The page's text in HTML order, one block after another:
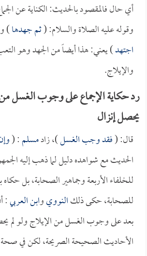
أي حال فالمقصود بالحديث: الكناية عن
وقوله عليه الصلاة والسلام: (ثم جهدها)
اجتهد) يعني: هذا أيضاً من الجهد وهو التعب
والإيلاج.
رد حكاية الإجماع على وجوب الغسل من
يحصل إنزال
قال: (فقد وجب الغسل)، زادمسلم: (
الحديث مع شواهده دليل لما ذهب إليه
للخلفاء الأربعة وجماهير الصحابة، بل حكاه
للصحابة، حكى ذلكالنوويوابن العربي:
بعد على وجوب الغسل من الإيلاج ولو لم
الأحاديث الصحيحة الصريحة، لكن في صحة